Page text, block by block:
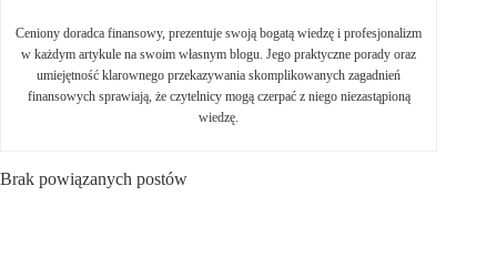
Ceniony doradca finansowy, prezentuje swoją bogatą wiedzę i profesjonalizm
w każdym artykule na swoim własnym blogu. Jego praktyczne porady oraz
umiejętność klarownego przekazywania skomplikowanych zagadnień
finansowych sprawiają, że czytelnicy mogą czerpać z niego niezastąpioną
wiedzę.
Brak powiązanych postów